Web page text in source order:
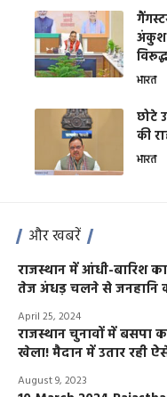
अंकुश
भारत
छोटे
की
भारत
और खबरें
राजस्थान में आंधी-बारिश
तेज अंधड़ चलने से जनहानि
April 25, 2024
राजस्थान चुनावों में बसपा
खेला! मैदान में उतार रही ऐसे
August 9, 2023